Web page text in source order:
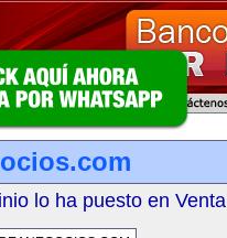
lo ha puesto en Venta